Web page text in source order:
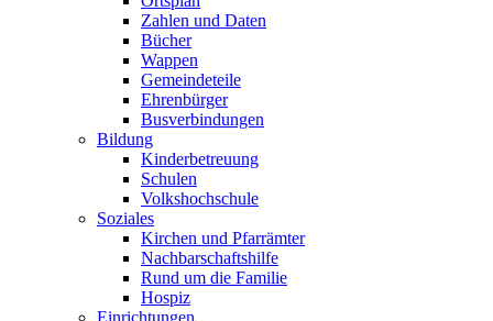
Zahlen und Daten
Bücher
Wappen
Gemeindeteile
Ehrenbürger
Busverbindungen
Bildung
Kinderbetreuung
Schulen
Volkshochschule
Soziales
Kirchen und Pfarrämter
Nachbarschaftshilfe
Rund um die Familie
Hospiz
Einrichtungen